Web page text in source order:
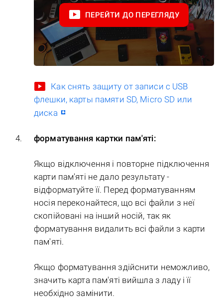
ПЕРЕЙТИ ДО ПЕРЕГЛЯДУ
Как снять защиту от записи с USB
флешки, карты памяти SD, Micro SD или
диска
форматування картки пам'яті:
Якщо відключення і повторне підключення
карти пам'яті не дало результату -
відформатуйте її. Перед форматуванням
носія переконайтеся, що всі файли з неї
скопійовані на інший носій, так як
форматування видалить всі файли з карти
пам'яті.
Якщо форматування здійснити неможливо,
значить карта пам'яті вийшла з ладу і її
необхідно замінити.